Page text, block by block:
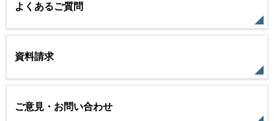
よくあるご質問
資料請求
ご意見・お問い合わせ